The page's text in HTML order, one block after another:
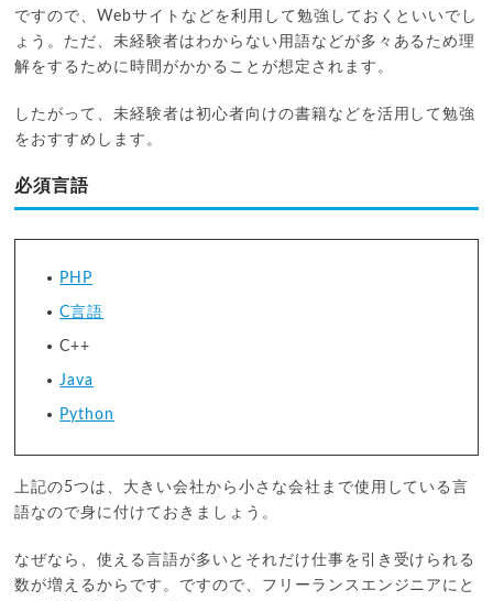
ですので、Webサイトなどを利用して勉強しておくといいでし
ょう。ただ、未経験者はわからない用語などが多々あるため理
解をするために時間がかかることが想定されます。
したがって、未経験者は初心者向けの書籍などを活用して勉強
をおすすめします。
必須言語
PHP
C言語
C++
Java
Python
上記の5つは、大きい会社から小さな会社まで使用している言
語なので身に付けておきましょう。
なぜなら、使える言語が多いとそれだけ仕事を引き受けられる
数が増えるからです。ですので、フリーランスエンジニアにと